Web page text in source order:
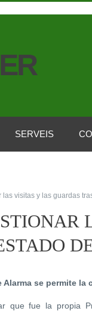
SERVEIS
las visitas y las guardas
Alarma se permite
que fue la propia